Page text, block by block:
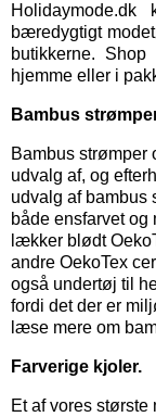
bæredygtigt
butikkerne.
hjemme eller i
Bambus
Bambus strømper
udvalg af, og
udvalg af bambus
både ensfarvet og
lækker blødt
andre OekoTex
også undertøj til
fordi det der er
læse mere om
Farverige kjoler.
Et af vores